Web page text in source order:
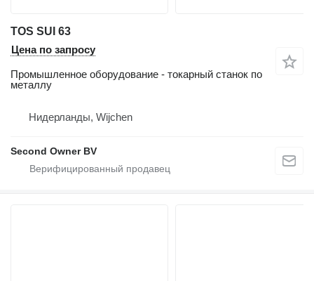
TOS SUI 63
Цена по запросу
Промышленное оборудование - токарный станок по
металлу
Нидерланды, Wijchen
Second Owner BV